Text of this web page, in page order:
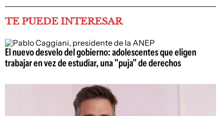
TE PUEDE INTERESAR
El nuevo desvelo del gobierno: adolescentes que eligen
trabajar en vez de estudiar, una "puja" de derechos